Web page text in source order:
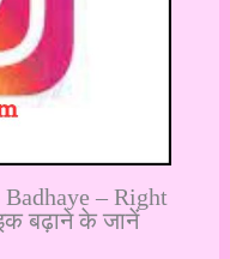
– Right
बढ़ाने के जानें